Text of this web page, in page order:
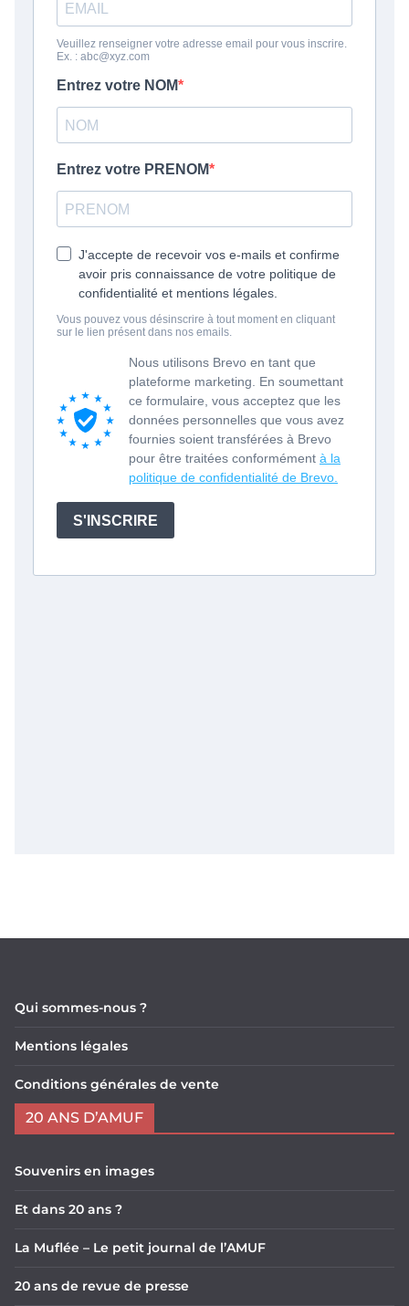
Qui sommes-nous ?
Mentions légales
Conditions générales de vente
20 ANS D’AMUF
Souvenirs en images
Et dans 20 ans ?
La Muflée – Le petit journal de l’AMUF
20 ans de revue de presse